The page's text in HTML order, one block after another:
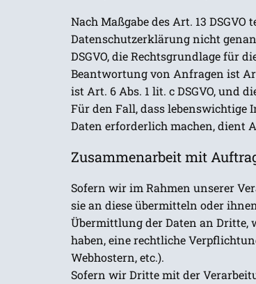
Nach Maßgabe des Art. 13
Datenschutzerklärung nicht
DSGVO, die Rechtsgrundlage für
Beantwortung von Anfragen ist
ist Art. 6 Abs. 1 lit. c DSGVO, und
Für den Fall, dass lebenswichtige
Daten erforderlich machen, dient
Zusammenarbeit mit
Sofern wir im Rahmen unserer
sie an diese übermitteln oder
Übermittlung der Daten an Dritte,
haben, eine rechtliche
Webhostern, etc.).
Sofern wir Dritte mit der